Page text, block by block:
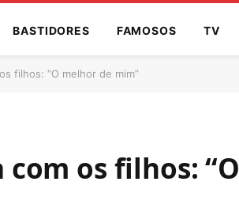
BASTIDORES FAMOSOS TV
filhos: “O melhor de mim”
os filhos: “O